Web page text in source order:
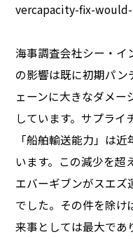
vercapacity-fix-
海事調査会社シー・イ
の影響は既に初期パ
ェーンに大きなダメー
しています。サプライ
「船舶輸送能力」は
います。この減少を超
エバーギブンがスエズ
でした。その件を除け
来事としては最大であ